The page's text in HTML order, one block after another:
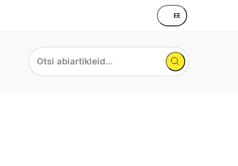
EE
Otsi
abiartikleid...